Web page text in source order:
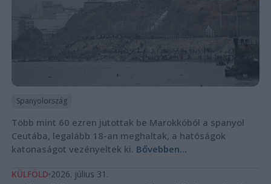
Spanyolország
Több mint 60 ezren jutottak be Marokkóból a spanyol
Ceutába, legalább 18-an meghaltak, a hatóságok
katonaságot vezényeltek ki. Bővebben...
KÜLFÖLD 2026. július 31.